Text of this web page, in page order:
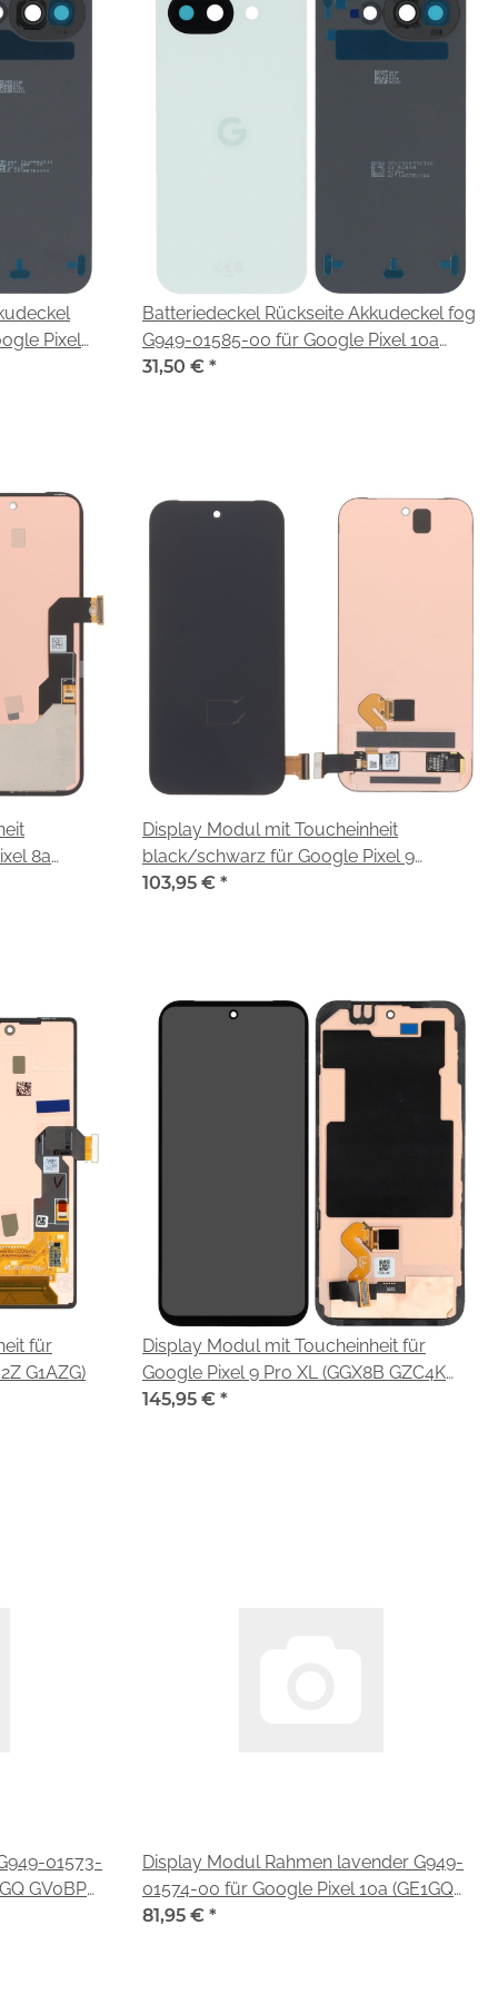
Pixel
Batteriedeckel Rückseite Akkudeckel fog
G949-01585-00 für Google Pixel 10a
(GE1GQ GV0BP G4H7L)
31,50 € *
8a
Display Modul mit Toucheinheit
black/schwarz für Google Pixel 9
(G2YBB)
103,95 € *
für
G1AZG)
Display Modul mit Toucheinheit für
Google Pixel 9 Pro XL (GGX8B GZC4K
GQ57S)
145,95 € *
01573-
GV0BP
Display Modul Rahmen lavender G949-
01574-00 für Google Pixel 10a (GE1GQ
GV0BP G4H7L)
81,95 € *